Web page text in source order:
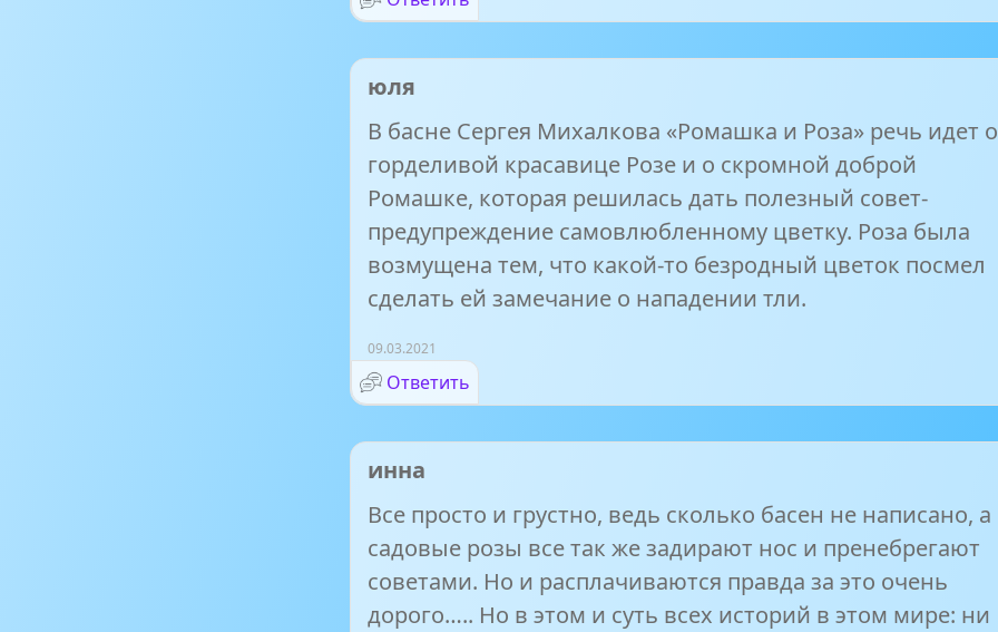
юля
В басне Сергея Михалкова «Ромашка и Роза» речь идет о
горделивой красавице Розе и о скромной доброй
Ромашке, которая решилась дать полезный совет-
предупреждение самовлюбленному цветку. Роза была
возмущена тем, что какой-то безродный цветок посмел
сделать ей замечание о нападении тли.
09.03.2021
Ответить
инна
Все просто и грустно, ведь сколько басен не написано, а
садовые розы все так же задирают нос и пренебрегают
советами. Но и расплачиваются правда за это очень
дорого….. Но в этом и суть всех историй в этом мире: ни